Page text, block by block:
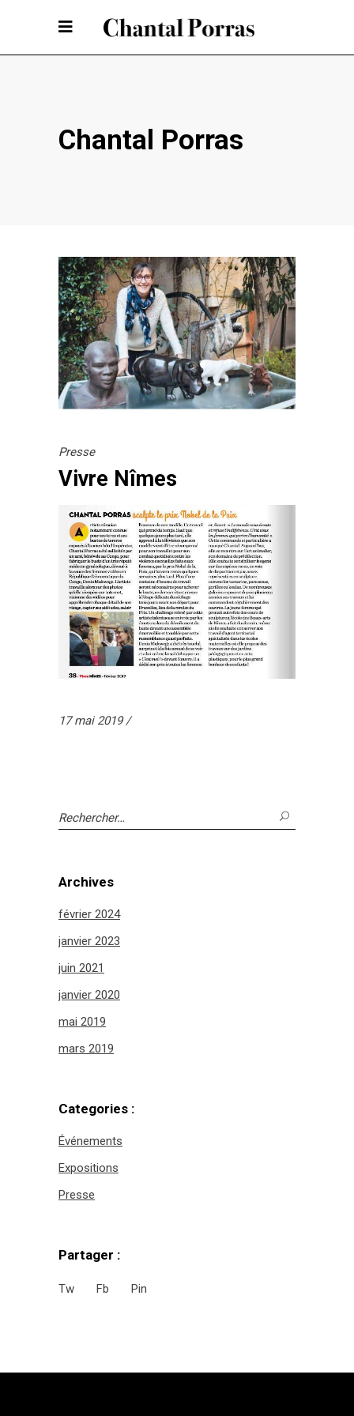
Chantal Porras
Presse
Vivre Nîmes
17 mai 2019
Search
Archives
février 2024
janvier 2023
juin 2021
janvier 2020
mai 2019
mars 2019
Categories :
Événements
Expositions
Presse
Partager :
Tw Fb Pin